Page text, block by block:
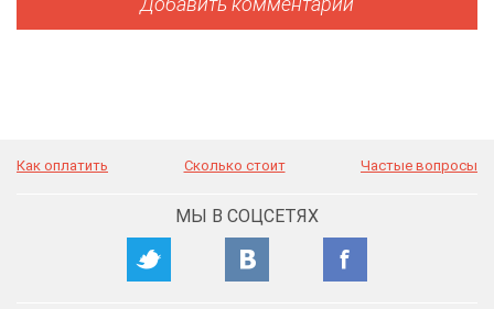
Как оплатить Сколько стоит Частые вопросы
МЫ В СОЦСЕТЯХ